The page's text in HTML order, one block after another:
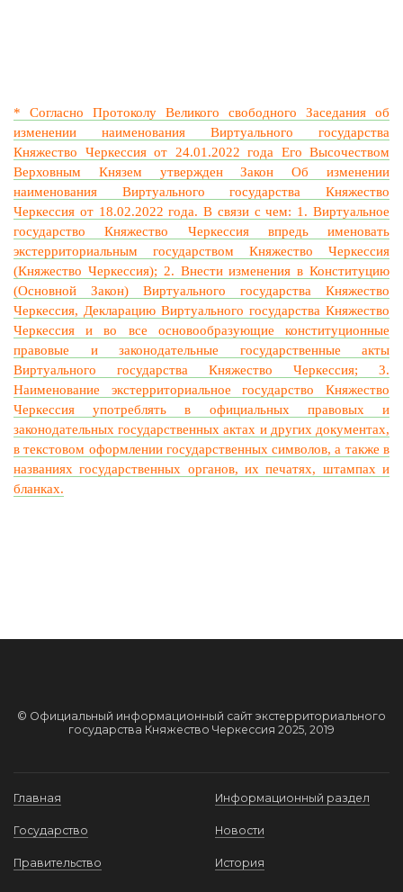
* Согласно Протоколу Великого свободного Заседания об
изменении наименования Виртуального государства
Княжество Черкессия от 24.01.2022 года Его Высочеством
Верховным Князем утвержден Закон Об изменении
наименования Виртуального государства Княжество
Черкессия от 18.02.2022 года. В связи с чем: 1. Виртуальное
государство Княжество Черкессия впредь именовать
экстерриториальным государством Княжество Черкессия
(Княжество Черкессия); 2. Внести изменения в Конституцию
(Основной Закон) Виртуального государства Княжество
Черкессия, Декларацию Виртуального государства Княжество
Черкессия и во все основообразующие конституционные
правовые и законодательные государственные акты
Виртуального государства Княжество Черкессия; 3.
Наименование экстерриториальное государство Княжество
Черкессия употреблять в официальных правовых и
законодательных государственных актах и других документах,
в текстовом оформлении государственных символов, а также в
названиях государственных органов, их печатях, штампах и
бланках.
© Официальный информационный сайт экстерриториального
государства Княжество Черкессия 2025, 2019
Главная
Государство
Правительство
Информационный раздел
Новости
История